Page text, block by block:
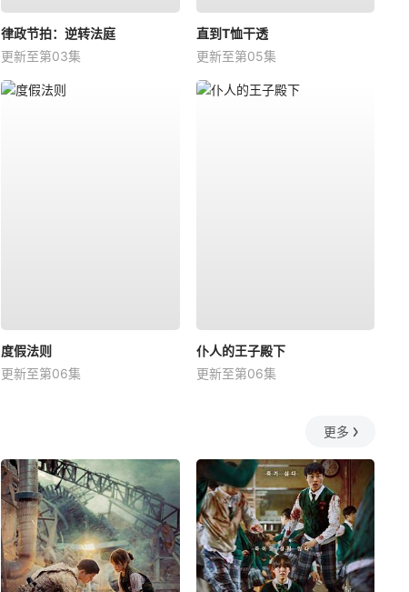
律政节拍：逆转法庭
更新至第03集
直到T恤干透
更新至第05集
度假法则
更新至第06集
仆人的王子殿下
更新至第06集
更多